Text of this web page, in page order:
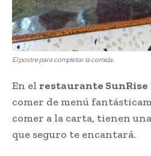
El postre para completar la comida.
En el restaurante SunRise
comer de menú
comer a la carta, tienen
que seguro te encantará.